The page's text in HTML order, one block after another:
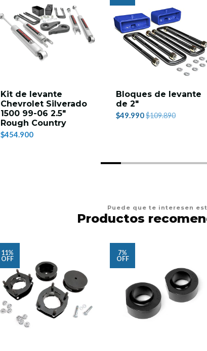
Kit de levante
Chevrolet Silverado
1500 99-06 2.5"
Rough Country
$454.900
Bloques de levante
de 2"
$49.990$109.890
Puede que te interesen
Productos
11%
OFF
7%
OFF